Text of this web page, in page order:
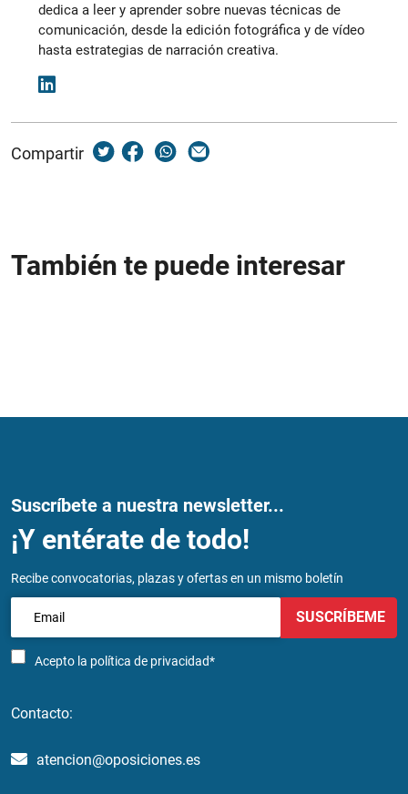
dedica a leer y aprender sobre nuevas técnicas de
comunicación, desde la edición fotográfica y de vídeo
hasta estrategias de narración creativa.
Compartir
También te puede interesar
Suscríbete a nuestra newsletter...
¡Y entérate de todo!
Recibe convocatorias, plazas y ofertas en un mismo boletín
Acepto la política de privacidad*
SUSCRÍBEME
Contacto:
atencion@oposiciones.es